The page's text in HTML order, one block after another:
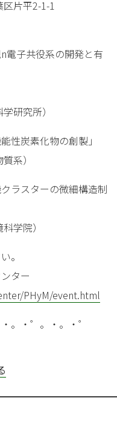
平2-1-1
電子共役系の開発と有
研究所）
性炭素化物の創製」
系）
ラスターの微細構造制
学院）
。
ター
PHyM/event.html
・゜。・。・゜